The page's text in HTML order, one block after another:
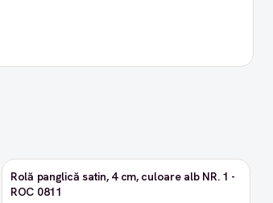
-9%
Rolă panglică satin, 4 cm, culoare alb NR. 1 -
ROC 0811